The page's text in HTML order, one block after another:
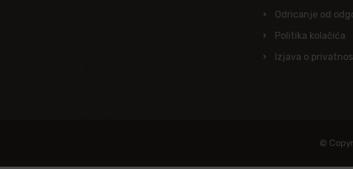
Odricanje od
Politika kolačića
Izjava o
©